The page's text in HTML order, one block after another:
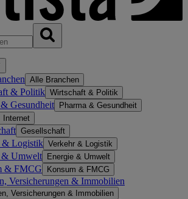
Alle Branchen
& Politik Wirtschaft & Politik
Gesundheit Pharma & Gesundheit
Internet
Gesellschaft
& Logistik Verkehr & Logistik
& Umwelt Energie & Umwelt
& FMCG Konsum & FMCG
Versicherungen & Immobilien
Versicherungen & Immobilien